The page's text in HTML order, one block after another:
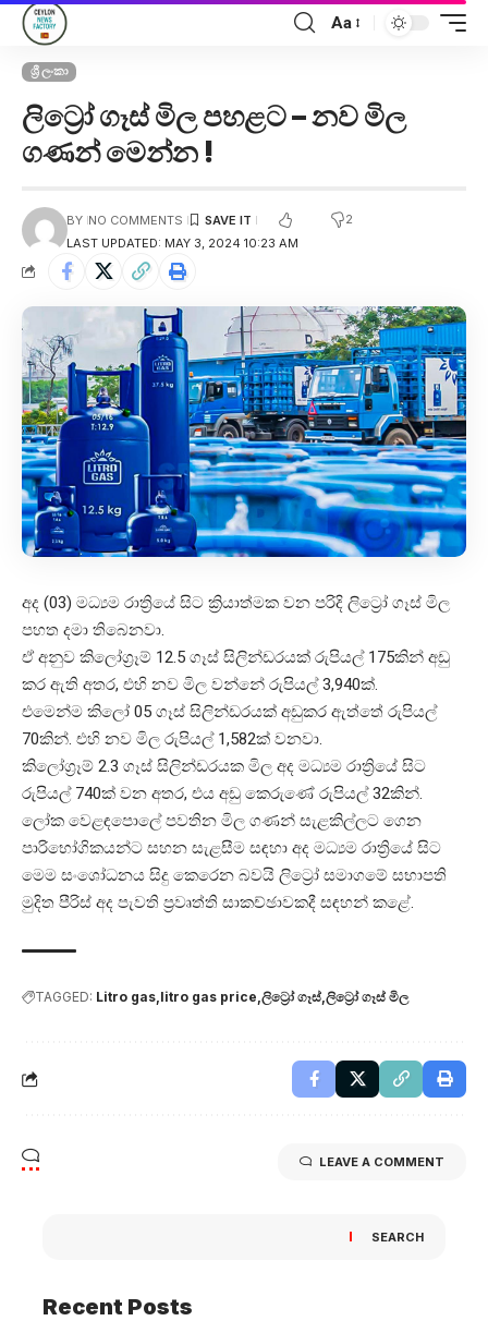
Aa
ශ්‍රී ලංකා
ලිට්‍රෝ ගෑස් මිල පහළට – නව මිල
ගණන් මෙන්න !
LAST UPDATED: MAY 3, 2024 10:23 AM
BY NO COMMENTS 2
අද (03) මධ්‍යම රාත්‍රියේ සිට ක්‍රියාත්මක වන පරිදි ලිට්‍රෝ ගෑස් මිල
පහත දමා තිබෙනවා.
ඒ අනුව කිලෝග්‍රෑම් 12.5 ගෑස් සිලින්ඩරයක් රුපියල් 175කින් අඩු
කර ඇති අතර, එහි නව මිල වන්නේ රුපියල් 3,940ක්.
එමෙන්ම කිලෝ 05 ගෑස් සිලින්ඩරයක් අඩුකර ඇත්තේ රුපියල්
70කින්. එහි නව මිල රුපියල් 1,582ක් වනවා.
කිලෝග්‍රෑම් 2.3 ගෑස් සිලින්ඩරයක මිල අද මධ්‍යම රාත්‍රියේ සිට
රුපියල් 740ක් වන අතර, එය අඩු කෙරුණේ රුපියල් 32කින්.
ලෝක වෙළඳපොලේ පවතින මිල ගණන් සැළකිල්ලට ගෙන
පාරිභෝගිකයන්ට සහන සැළසීම සඳහා අද මධ්‍යම රාත්‍රියේ සිට
මෙම සංශෝධනය සිදු කෙරෙන බවයි ලිට්‍රෝ සමාගමේ සභාපති
මුදිත පීරිස් අද පැවති ප්‍රවෘත්ති සාකච්ඡාවකදී සඳහන් කළේ.
TAGGED: Litro gas litro gas price ලිට්‍රෝ ගෑස් ලිට්‍රෝ ගෑස් මිල
LEAVE A COMMENT
SEARCH
Recent Posts